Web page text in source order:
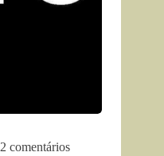
2 comentários